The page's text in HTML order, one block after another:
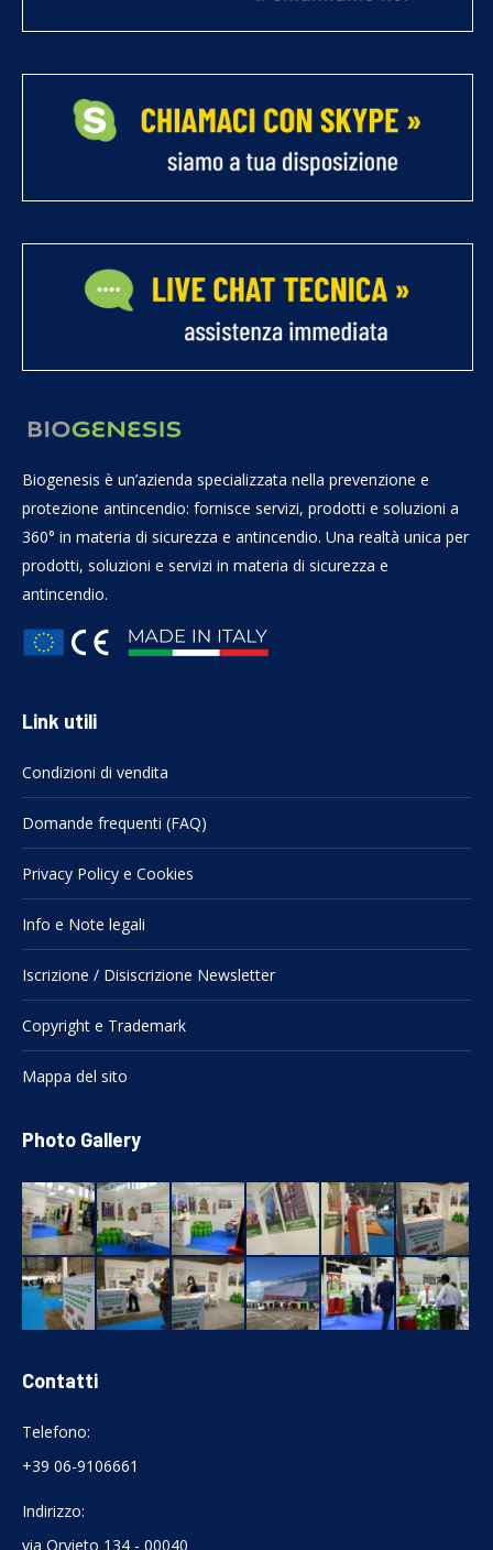
Biogenesis è un’azienda specializzata nella prevenzione e
protezione antincendio: fornisce servizi, prodotti e soluzioni a
360° in materia di sicurezza e antincendio. Una realtà unica per
prodotti, soluzioni e servizi in materia di sicurezza e
antincendio.
Link utili
Condizioni di vendita
Domande frequenti (FAQ)
Privacy Policy e Cookies
Info e Note legali
Iscrizione / Disiscrizione Newsletter
Copyright e Trademark
Mappa del sito
Photo Gallery
Contatti
Telefono:
+39 06-9106661
Indirizzo:
via Orvieto 134 - 00040